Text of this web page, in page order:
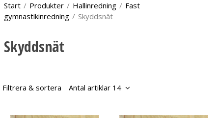
Start / Produkter / Hallinredning / Fast
gymnastikinredning / Skyddsnät
Skyddsnät
Filtrera & sortera Antal artiklar 14